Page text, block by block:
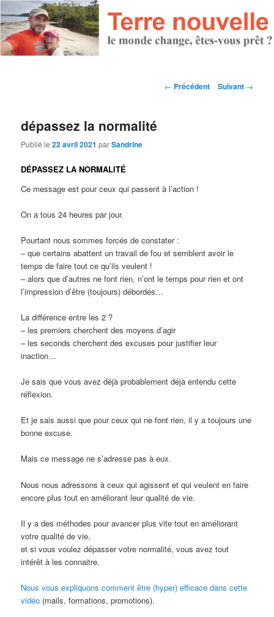
Navigation des articles
← Précédent Suivant →
dépassez la normalité
Publié le22 avril 2021 parSandrine
DÉPASSEZ LA NORMALITÉ
Ce message est pour ceux qui passent à l’action !
On a tous 24 heures par jour.
Pourtant nous sommes forcés de constater :
– que certains abattent un travail de fou et semblent avoir le
temps de faire tout ce qu’ils veulent !
– alors que d’autres ne font rien, n’ont le temps pour rien et ont
l’impression d’être (toujours) débordés…
La différence entre les 2 ?
– les premiers cherchent des moyens d’agir
– les seconds cherchent des excuses pour justifier leur
inaction…
Je sais que vous avez déjà probablement déjà entendu cette
réflexion.
Et je sais aussi que pour ceux qui ne font rien, il y a toujours une
bonne excuse.
Mais ce message ne s’adresse pas à eux.
Nous nous adressons à ceux qui agissent et qui veulent en faire
encore plus tout en améliorant leur qualité de vie.
Il y a des méthodes pour avancer plus vite tout en améliorant
votre qualité de vie,
et si vous voulez dépasser votre normalité, vous avez tout
intérêt à les connaitre.
​​​​​​​Nous vous expliquons comment être (hyper) efficace dans cette
vidéo (mails, formations, promotions).